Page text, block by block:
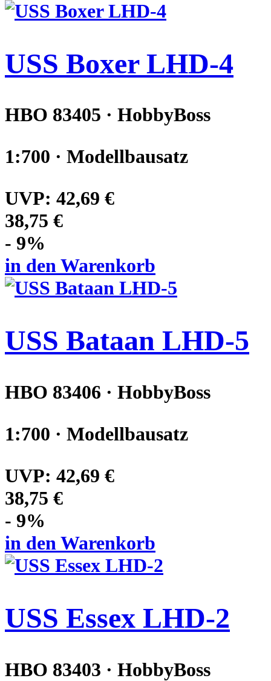
USS Boxer LHD-4
HBO 83405 · HobbyBoss
1:700 · Modellbausatz
UVP: 42,69 €
38,75 €
- 9%
in den Warenkorb
USS Bataan LHD-5
HBO 83406 · HobbyBoss
1:700 · Modellbausatz
UVP: 42,69 €
38,75 €
- 9%
in den Warenkorb
USS Essex LHD-2
HBO 83403 · HobbyBoss